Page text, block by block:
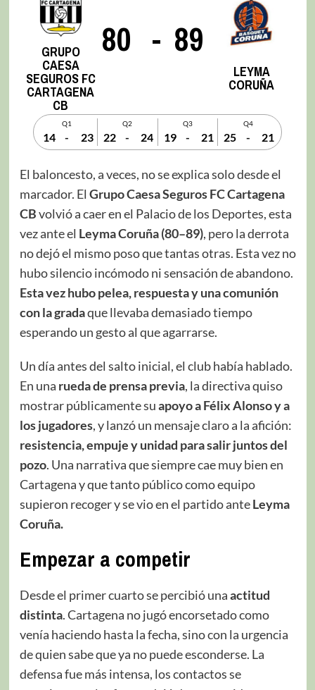
GRUPO
CAESA
SEGUROS FC
CARTAGENA
CB
80 - 89
LEYMA
CORUÑA
Q1
14 - 23
Q2
22 - 24
Q3
19 - 21
Q4
25 - 21
El baloncesto, a veces, no se explica solo desde el
marcador. El Grupo Caesa Seguros FC Cartagena
CBvolvió a caer en el Palacio de los Deportes, esta
vez ante el Leyma Coruña (80–89), pero la derrota
no dejó el mismo poso que tantas otras. Esta vez no
hubo silencio incómodo ni sensación de abandono.
Esta vez hubo pelea, respuesta y una comunión
con la gradaque llevaba demasiado tiempo
esperando un gesto al que agarrarse.
Un día antes del salto inicial, el club había hablado.
En una rueda de prensa previa, la directiva quiso
mostrar públicamente suapoyo a Félix Alonso y a
los jugadores, y lanzó un mensaje claro a la afición:
resistencia, empuje y unidad para salir juntos del
pozo. Una narrativa que siempre cae muy bien en
Cartagena y que tanto público como equipo
supieron recoger y se vio en el partido anteLeyma
Coruña.
Empezar a competir
Desde el primer cuarto se percibió unaactitud
distinta. Cartagena no jugó encorsetado como
venía haciendo hasta la fecha, sino con la urgencia
de quien sabe que ya no puede esconderse. La
defensa fue más intensa, los contactos se